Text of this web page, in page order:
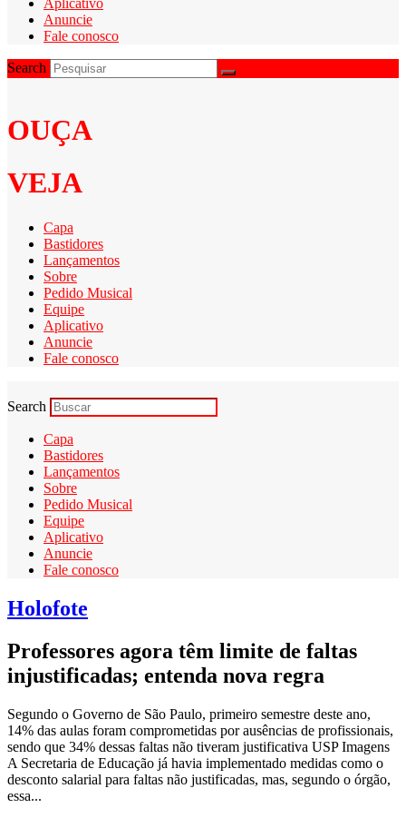
Anuncie
Fale conosco
Search
OUÇA
VEJA
Capa
Bastidores
Lançamentos
Sobre
Pedido Musical
Equipe
Aplicativo
Anuncie
Fale conosco
Search
Capa
Bastidores
Lançamentos
Sobre
Pedido Musical
Equipe
Aplicativo
Anuncie
Fale conosco
Holofote
Professores agora têm limite de faltas
injustificadas; entenda nova regra
Segundo o Governo de São Paulo, primeiro semestre deste ano,
14% das aulas foram comprometidas por ausências de profissionais,
sendo que 34% dessas faltas não tiveram justificativa USP Imagens
A Secretaria de Educação já havia implementado medidas como o
desconto salarial para faltas não justificadas, mas, segundo o órgão,
essa...